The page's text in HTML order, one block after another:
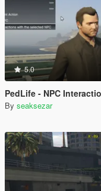
5.0
PedLife - NPC
By seaksezar